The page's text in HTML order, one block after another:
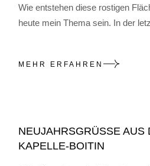
Wie entstehen diese rostigen
heute mein Thema sein. In der
MEHR ERFAHREN
NEUJAHRSGRÜSSE AUS
APELLE-BOITIN